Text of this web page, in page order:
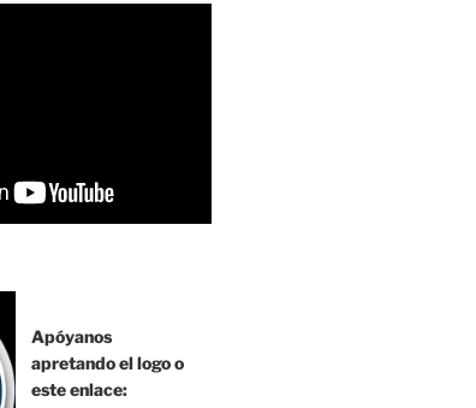
Apóyanos
apretando el logo o
este enlace: